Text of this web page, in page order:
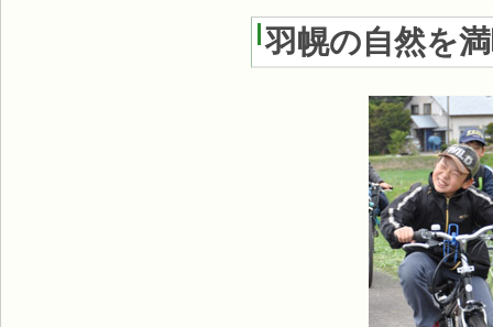
羽幌の自然を